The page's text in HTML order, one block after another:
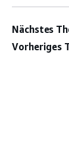
Nächstes
Vorheriges